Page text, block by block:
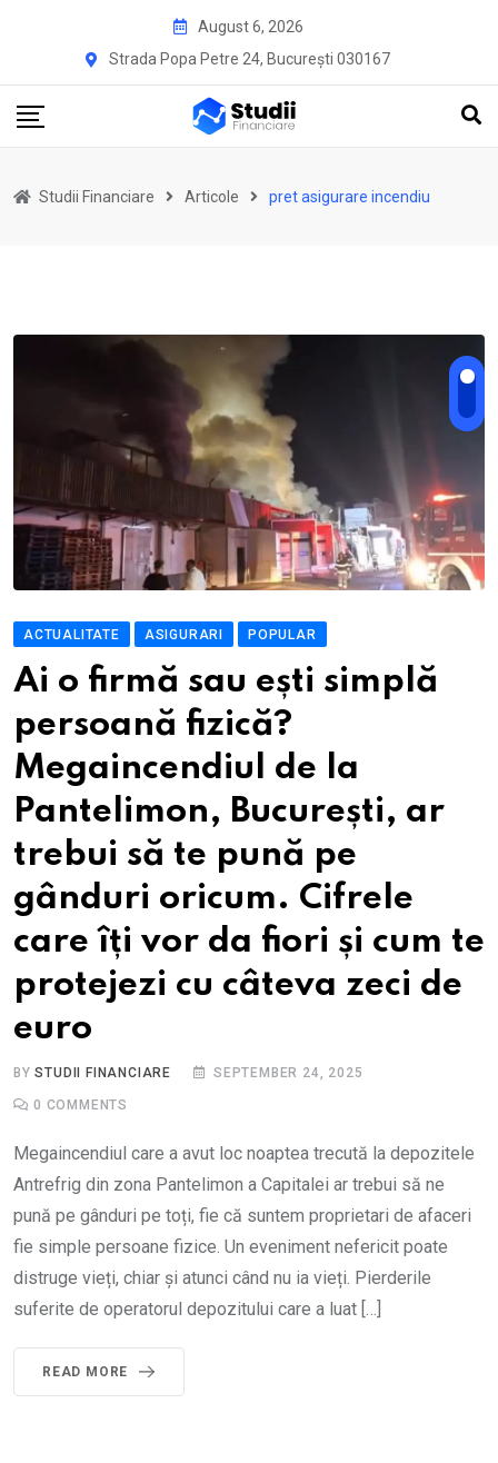
August 6, 2026
Strada Popa Petre 24, București 030167
Studii Financiare Articole pret asigurare incendiu
ACTUALITATE ASIGURARI POPULAR
Ai o firmă sau ești simplă
persoană fizică?
Megaincendiul de la
Pantelimon, București, ar
trebui să te pună pe
gânduri oricum. Cifrele
care îți vor da fiori și cum te
protejezi cu câteva zeci de
euro
BYSTUDII FINANCIARE SEPTEMBER 24, 2025
0 COMMENTS
Megaincendiul care a avut loc noaptea trecută la depozitele
Antrefrig din zona Pantelimon a Capitalei ar trebui să ne
pună pe gânduri pe toți, fie că suntem proprietari de afaceri
fie simple persoane fizice. Un eveniment nefericit poate
distruge vieți, chiar și atunci când nu ia vieți. Pierderile
suferite de operatorul depozitului care a luat […]
READ MORE